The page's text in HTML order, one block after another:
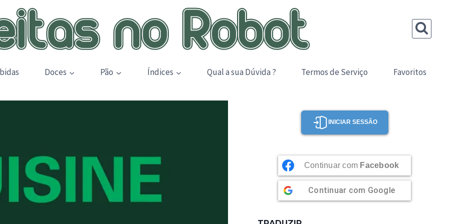
Doces Pão Índices Qual a sua Dúvida ? Termos de Serviço Favoritos
INICIAR SESSÃO
Continuar com Facebook
Continuar com Google